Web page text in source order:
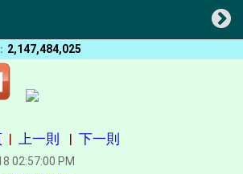
2,147,484,025
| 上一則 | 下一則
02:57:00 PM